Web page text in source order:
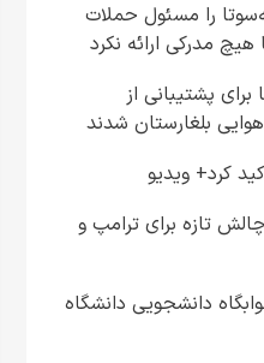
را مسئول حملات
مدرکی ارائه نکرد
پشتیبانی از
بلغارستان شدند
کرد+ ویدیو
تازه برای ترامپ و
دانشجویی دانشگاه